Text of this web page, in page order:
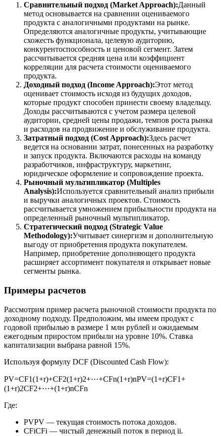
Сравнительный подход (Market Approach):Данный
метод основывается на сравнении оцениваемого
продукта с аналогичными продуктами на рынке.
Определяются аналогичные продукты, учитывающие
схожесть функционала, целевую аудиторию,
конкурентоспособность и ценовой сегмент. Затем
рассчитывается средняя цена или коэффициент
корреляции для расчета стоимости оцениваемого
продукта.
Доходный подход (Income Approach):Этот метод
оценивает стоимость исходя из будущих доходов,
которые продукт способен принести своему владельцу.
Доходы рассчитываются с учетом размера целевой
аудитории, средней цены продажи, темпов роста рынка
и расходов на продвижение и обслуживание продукта.
Затратный подход (Cost Approach):Здесь расчет
ведется на основании затрат, понесенных на разработку
и запуск продукта. Включаются расходы на команду
разработчиков, инфраструктуру, маркетинг,
юридическое оформление и сопровождение проекта.
Рыночный мультипликатор (Multiples
Analysis):Используется сравнительный анализ прибыли
и выручки аналогичных проектов. Стоимость
рассчитывается умножением прибыльности продукта на
определенный рыночный мультипликатор.
Стратегический подход (Strategic Value
Methodology):Учитывает синергизм и дополнительную
выгоду от приобретения продукта покупателем.
Например, приобретение дополняющего продукта
расширяет ассортимент покупателя и открывает новые
сегменты рынка.
Примеры расчетов
Рассмотрим пример расчета рыночной стоимости продукта по
доходному подходу. Предположим, мы имеем продукт с
годовой прибылью в размере 1 млн рублей и ожидаемым
ежегодным приростом прибыли на уровне 10%. Ставка
капитализации выбрана равной 15%.
Используя формулу DCF (Discounted Cash Flow):
PV=CF1(1+r)+CF2(1+r)2+⋯+CFn(1+r)nPV=(1+r)CF1+
(1+r)2CF2+⋯+(1+r)nCFn
Где:
PVPV — текущая стоимость потока доходов.
CFiCFi — чистый денежный поток в период ii.